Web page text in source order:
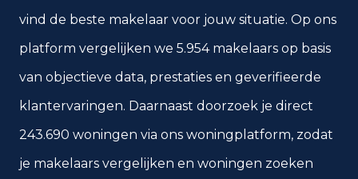
vind de beste makelaar voor jouw situatie. Op ons
platform vergelijken we 5.954 makelaars op basis
van objectieve data, prestaties en geverifieerde
klantervaringen. Daarnaast doorzoek je direct
243.690 woningen via ons woningplatform, zodat
je makelaars vergelijken en woningen zoeken